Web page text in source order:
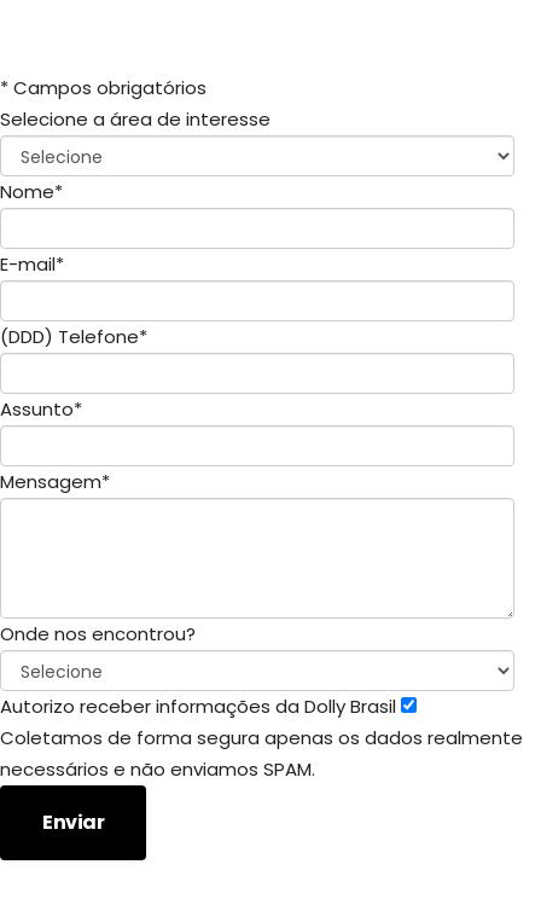
*Campos obrigatórios
Selecione a área de interesse
Nome*
E-mail*
(DDD) Telefone*
Assunto*
Mensagem*
Onde nos encontrou?
Autorizo receber informações da Dolly Brasil
Coletamos de forma segura apenas os dados realmente
necessários e não enviamos SPAM.
Enviar